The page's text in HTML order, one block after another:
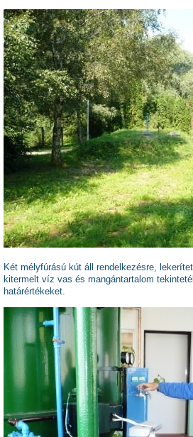
Két mélyfúrású kút áll rendelkezésre,
kitermelt víz vas és mangántartalom
határértékeket.